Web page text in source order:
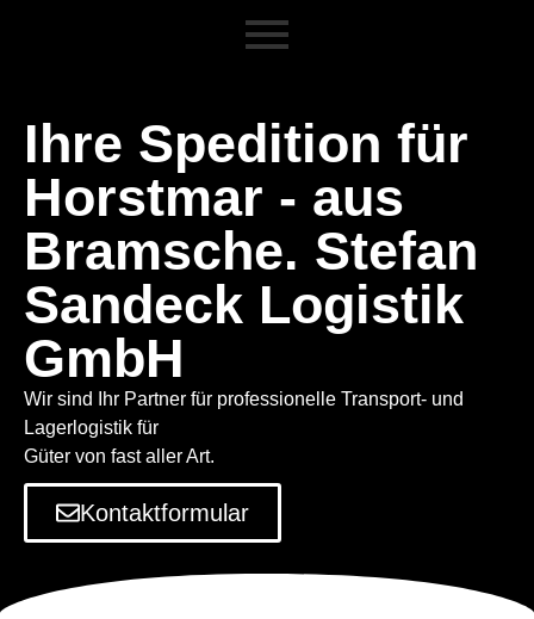
Ihre Spedition für
Horstmar - aus
Bramsche. Stefan
Sandeck Logistik
GmbH
Wir sind Ihr Partner für professionelle Transport- und
Lagerlogistik für
Güter von fast aller Art.
Kontaktformular